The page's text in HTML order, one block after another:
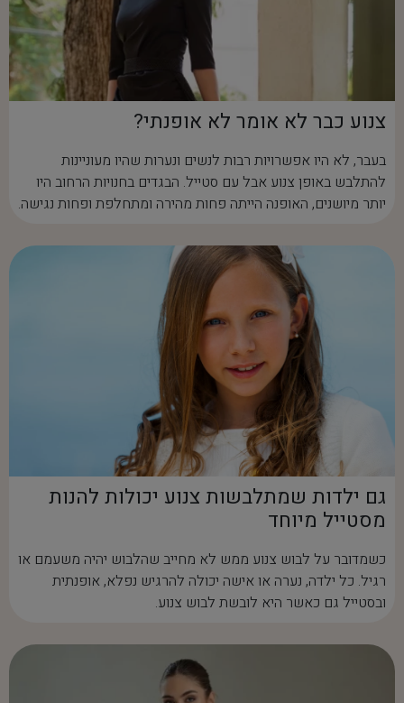
צנוע כבר לא אומר לא אופנתי?
בעבר, לא היו אפשרויות רבות לנשים ונערות שהיו מעוניינות
להתלבש באופן צנוע אבל עם סטייל. הבגדים בחנויות הרחוב היו
יותר מיושנים, האופנה הייתה פחות מהירה ומתחלפת ופחות נגישה.
גם ילדות שמתלבשות צנוע יכולות להנות
מסטייל מיוחד
כשמדובר על לבוש צנוע ממש לא מחייב שהלבוש יהיה משעמם או
רגיל. כל ילדה, נערה או אישה יכולה להרגיש נפלא, אופנתית
ובסטייל גם כאשר היא לובשת לבוש צנוע.